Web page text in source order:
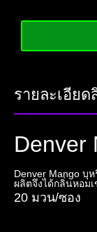
รายละเอีย
Denver
Denver Mango บุ
ผลิตจึงได้กลิ่นหอม
20 มวน/ซอง